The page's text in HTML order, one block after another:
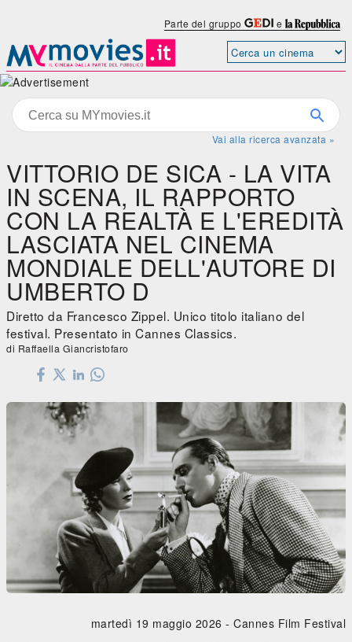
Parte del gruppo e
Vai alla ricerca avanzata »
VITTORIO DE SICA - LA VITA
IN SCENA, IL RAPPORTO
CON LA REALTÀ E L'EREDITÀ
LASCIATA NEL CINEMA
MONDIALE DELL'AUTORE DI
UMBERTO D
Diretto da Francesco Zippel. Unico titolo italiano del
festival. Presentato in Cannes Classics.
di Raffaella Giancristofaro
martedì 19 maggio 2026 - Cannes Film Festival